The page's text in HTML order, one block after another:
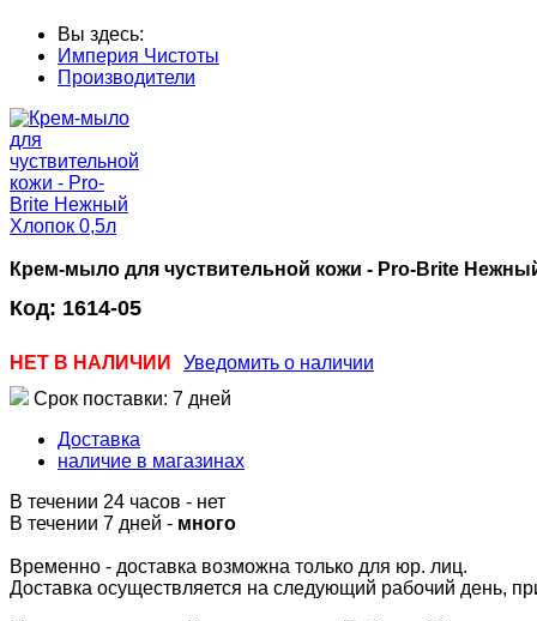
Вы здесь:
Империя Чистоты
Производители
Крем-мыло для чуствительной кожи - Pro-Brite
Код: 1614-05
НЕТ В НАЛИЧИИ
Уведомить о наличии
Срок поставки: 7 дней
Доставка
наличие в магазинах
В течении 24 часов - нет
В течении 7 дней - много
Временно - доставка возможна только для юр. лиц.
Доставка осуществляется на следующий рабочий день,